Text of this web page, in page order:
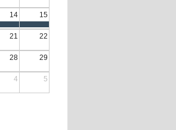
14 15
21 22
28 29
4 5